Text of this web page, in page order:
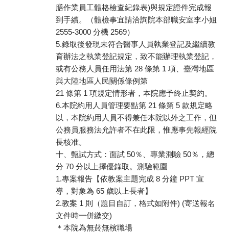
膳作業員工體格檢查紀錄表)與規定證件完成報
到手續。（體檢事宜請洽詢院本部職安室李小姐
2555-3000 分機 2569）
5.錄取後發現未符合醫事人員執業登記及繼續教
育辦法之執業登記規定，致不能辦理執業登記，
或有公務人員任用法第 28 條第 1 項、臺灣地區
與大陸地區人民關係條例第
21 條第 1 項規定情形者，本院應予終止契約。
6.本院約用人員管理要點第 21 條第 5 款規定略
以，本院約用人員不得兼任本院以外之工作，但
公務員服務法允許者不在此限，惟應事先報經院
長核准。
十、甄試方式：面試 50％、專業測驗 50％，總
分 70 分以上擇優錄取。測驗範圍
1.專案報告【依教案主題完成 8 分鐘 PPT 宣
導，對象為 65 歲以上長者】
2.教案 1 則（題目自訂，格式如附件) (寄送報名
文件時一併繳交)
＊本院為無菸無檳職場